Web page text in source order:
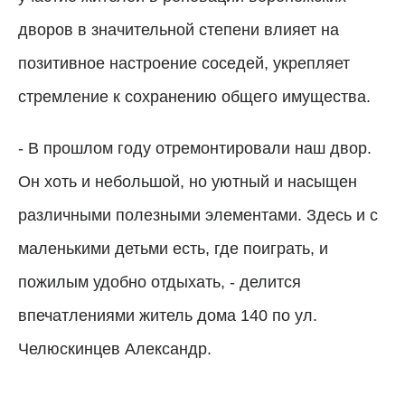
дворов в значительной степени влияет на
позитивное настроение соседей, укрепляет
стремление к сохранению общего имущества.
- В прошлом году отремонтировали наш двор.
Он хоть и небольшой, но уютный и насыщен
различными полезными элементами. Здесь и с
маленькими детьми есть, где поиграть, и
пожилым удобно отдыхать, - делится
впечатлениями житель дома 140 по ул.
Челюскинцев Александр.